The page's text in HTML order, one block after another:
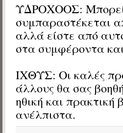
ΥΔΡΟΧΟΟΣ:
συμπαραστέκεται
αλλά είστε από
στα συμφέροντα
ΙΧΘΥΣ: Οι καλές
άλλους θα σας
ηθική και
ανέλπιστα.